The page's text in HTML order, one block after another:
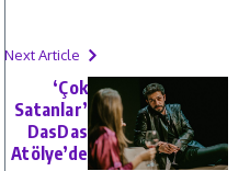
Next Article
‘Çok
Satanlar’
DasDas
Atölye’de